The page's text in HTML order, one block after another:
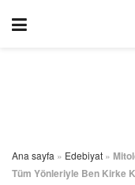
Ana sayfa » Edebiyat »
Tüm Yönleriyle Ben Kirke